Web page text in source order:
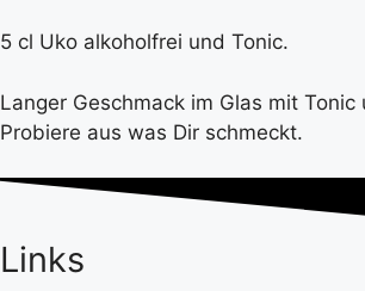
5 cl Uko alkoholfrei und Tonic.
Langer Geschmack im Glas mit Tonic
Probiere aus was Dir schmeckt.
Links